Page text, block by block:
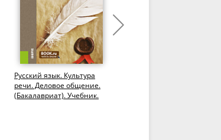
Русский язык. Культура
речи. Деловое общение.
(Бакалавриат). Учебник.